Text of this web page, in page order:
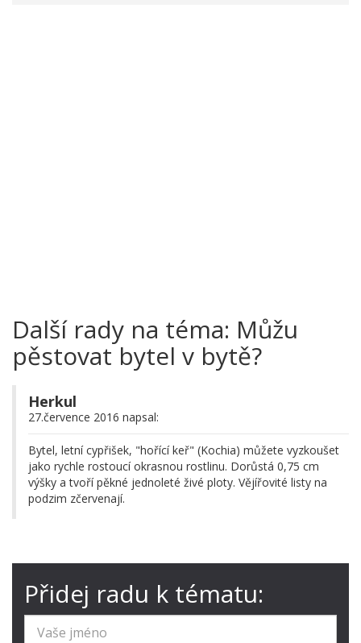
Další rady na téma: Můžu
pěstovat bytel v bytě?
Herkul
27.července 2016 napsal:
Bytel, letní cypřišek, "hořící keř" (Kochia) můžete vyzkoušet
jako rychle rostoucí okrasnou rostlinu. Dorůstá 0,75 cm
výšky a tvoří pěkné jednoleté živé ploty. Vějířovité listy na
podzim zčervenají.
Přidej radu k tématu: